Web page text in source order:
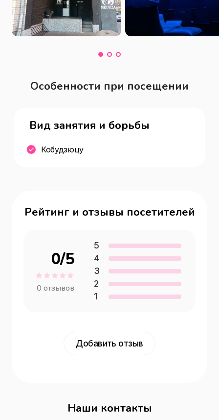
Особенности при посещении
Вид занятия и борьбы
Кобудзюцу
Рейтинг и отзывы посетителей
0/5
0 отзывов
5
4
3
2
1
Добавить отзыв
Наши контакты